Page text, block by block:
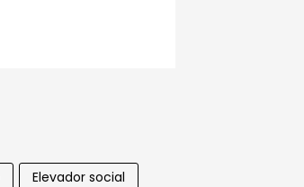
Elevador social